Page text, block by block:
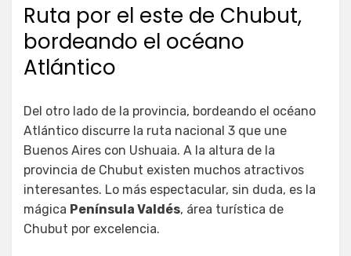
Ruta por el este de Chubut,
bordeando el océano
Atlántico
Del otro lado de la provincia, bordeando el océano
Atlántico discurre la ruta nacional 3 que une
Buenos Aires con Ushuaia. A la altura de la
provincia de Chubut existen muchos atractivos
interesantes. Lo más espectacular, sin duda, es la
mágica Península Valdés, área turística de
Chubut por excelencia.